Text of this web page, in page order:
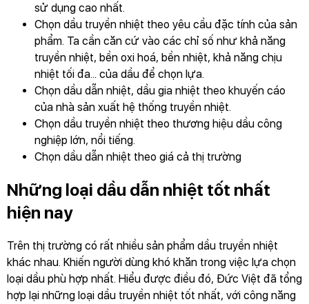
sử dụng cao nhất.
Chọn dầu truyền nhiệt theo yêu cầu đặc tính của sản
phẩm. Ta cần căn cứ vào các chỉ số như khả năng
truyền nhiệt, bền oxi hoá, bền nhiệt, khả năng chịu
nhiệt tối đa... của dầu để chọn lựa.
Chọn dầu dẫn nhiệt, dầu gia nhiệt theo khuyến cáo
của nhà sản xuất hệ thống truyền nhiệt.
Chọn dầu truyền nhiệt theo thương hiệu dầu công
nghiệp lớn, nổi tiếng.
Chọn dầu dẫn nhiệt theo giá cả thị trường
Những loại dầu dẫn nhiệt tốt nhất
hiện nay
Trên thị trường có rất nhiều sản phẩm dầu truyền nhiệt
khác nhau. Khiến người dùng khó khăn trong việc lựa chọn
loại dầu phù hợp nhất. Hiểu được điều đó, Đức Việt đã tổng
hợp lại những loại dầu truyền nhiệt tốt nhất, với công năng